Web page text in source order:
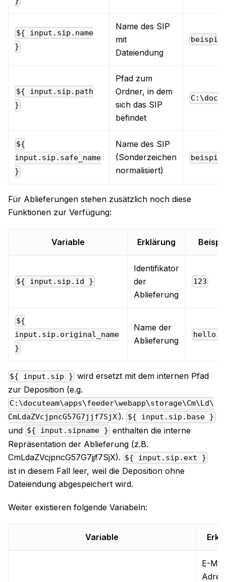
${ input.sip.name
}
Name des SIP
mit
Dateiendung
${ input.sip.path
}
Pfad zum
Ordner, in dem
sich das SIP
befindet
${
input.sip.safe_name
}
Name des SIP
(Sonderzeichen
normalisiert)
Für Ablieferungen stehen zusätzlich noch diese
Funktionen zur Verfügung:
Variable Erklärung
${ input.sip.id }
Identifikator
der
Ablieferung
123
${
input.sip.original_name
}
Name der
Ablieferung
${ input.sip } wird ersetzt mit dem internen Pfad
zur Deposition (e.g.
C:\docuteam\apps\feeder\webapp\storage\Cm\Ld\
CmLdaZVcjpncG57G7jjf7SjX ). ${ input.sip.base }
und ${ input.sipname } enthalten die interne
Repräsentation der Ablieferung (z.B.
CmLdaZVcjpncG57G7jjf7SjX). ${ input.sip.ext }
ist in diesem Fall leer, weil die Deposition ohne
Dateiendung abgespeichert wird.
Weiter existieren folgende Variabeln:
Variable
E-